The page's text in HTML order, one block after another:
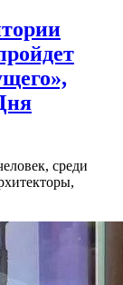
среди